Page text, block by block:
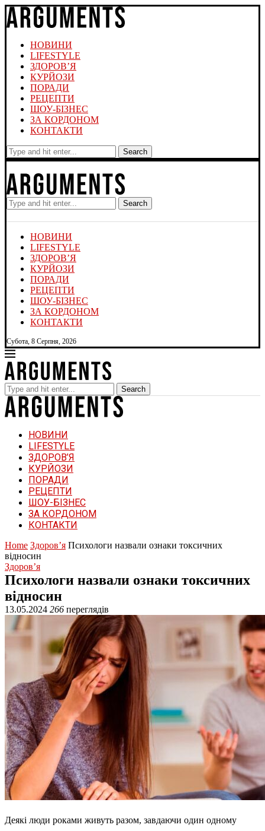
НОВИНИ
LIFESTYLE
ЗДОРОВ’Я
КУРЙОЗИ
ПОРАДИ
РЕЦЕПТИ
ШОУ-БІЗНЕС
ЗА КОРДОНОМ
КОНТАКТИ
Search
Search
НОВИНИ
LIFESTYLE
ЗДОРОВ’Я
КУРЙОЗИ
ПОРАДИ
РЕЦЕПТИ
ШОУ-БІЗНЕС
ЗА КОРДОНОМ
КОНТАКТИ
Субота, 8 Серпня, 2026
Search
НОВИНИ
LIFESTYLE
ЗДОРОВ’Я
КУРЙОЗИ
ПОРАДИ
РЕЦЕПТИ
ШОУ-БІЗНЕС
ЗА КОРДОНОМ
КОНТАКТИ
Home Здоров’я Психологи назвали ознаки токсичних
відносин
Здоров’я
Психологи назвали ознаки токсичних
відносин
13.05.2024 266 переглядів
Деякі люди роками живуть разом, завдаючи один одному